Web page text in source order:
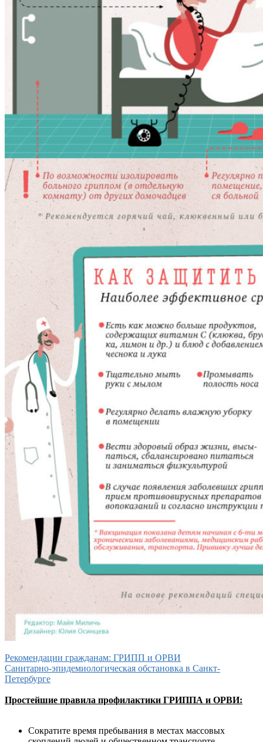
Рекомендации гражданам: ГРИПП и ОРВИ
Санитарно-эпидемиологическая обстановка в Санкт-
Петербурге
Простейшие правила профилактики ГРИППА и ОРВИ:
Сократите время пребывания в местах массовых